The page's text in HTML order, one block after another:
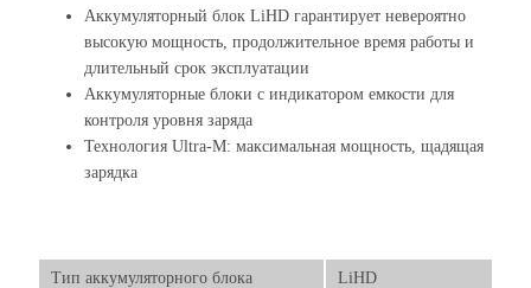
Аккумуляторный блок LiHD гарантирует невероятно
высокую мощность, продолжительное время работы и
длительный срок эксплуатации
Аккумуляторные блоки с индикатором емкости для
контроля уровня заряда
Технология Ultra-M: максимальная мощность, щадящая
зарядка
Тип аккумуляторного блока LiHD